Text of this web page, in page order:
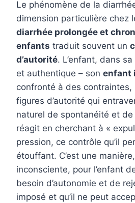
Le phénomène de la
dimension particulière chez
diarrhée prolongée et
enfants traduit souvent un
d’autorité. L’enfant, dans
et authentique – son enfant
confronté à des contraintes,
figures d’autorité qui
naturel de spontanéité et
réagit en cherchant à «
pression, ce contrôle qu’il
étouffant. C’est une
inconsciente, pour l’enfant
besoin d’autonomie et de
imposé et qu’il ne peut